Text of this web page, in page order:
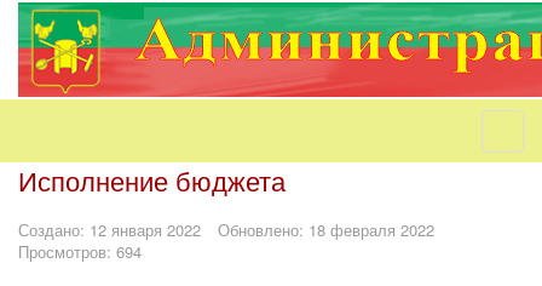
Исполнение бюджета
Создано: 12 января 2022
Обновлено: 18 февраля 2022
Просмотров: 694